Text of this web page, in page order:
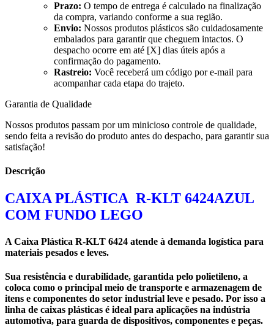
Prazo: O tempo de entrega é calculado na finalização
da compra, variando conforme a sua região.
Envio: Nossos produtos plásticos são cuidadosamente
embalados para garantir que cheguem intactos. O
despacho ocorre em até [X] dias úteis após a
confirmação do pagamento.
Rastreio: Você receberá um código por e-mail para
acompanhar cada etapa do trajeto.
Garantia de Qualidade
Nossos produtos passam por um minicioso controle de qualidade,
sendo feita a revisão do produto antes do despacho, para garantir sua
satisfação!
Descrição
CAIXA PLÁSTICA R-KLT 6424AZUL
COM FUNDO LEGO
A Caixa Plástica R-KLT 6424 atende à demanda logística para
materiais pesados e leves.
Sua resistência e durabilidade, garantida pelo polietileno, a
coloca como o principal meio de transporte e armazenagem de
itens e componentes do setor industrial leve e pesado. Por isso a
linha de caixas plásticas é ideal para aplicações na indústria
automotiva, para guarda de dispositivos, componentes e peças.